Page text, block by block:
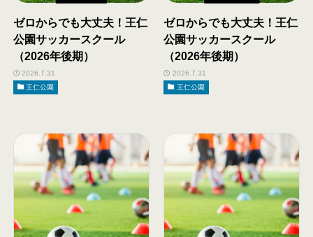
ゼロからでも大丈夫！王仁
公園サッカースクール
（2026年後期）
2026.7.31
王仁公園
ゼロからでも大丈夫！王仁
公園サッカースクール
（2026年後期）
2026.7.31
王仁公園